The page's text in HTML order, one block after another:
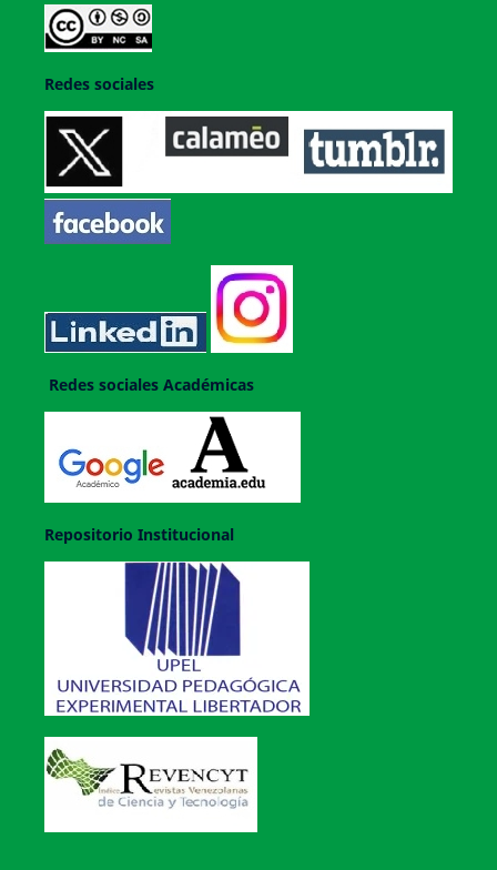
Redes sociales
Redes sociales Académicas
Repositorio Institucional